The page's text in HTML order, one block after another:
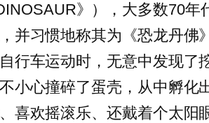
》），大多数70年
并习惯地称其为《恐龙丹佛
行车运动时，无意中发现了
小心撞碎了蛋壳，从中孵化
喜欢摇滚乐、还戴着个太阳